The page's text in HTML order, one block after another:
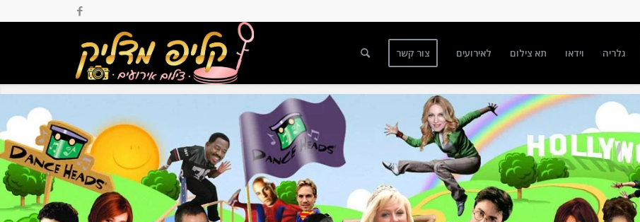
גלריה וידאו תא צילום לאירועים צור קשר